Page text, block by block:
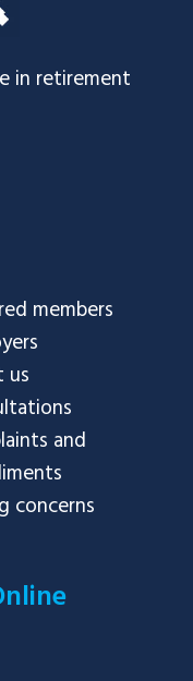
in retirement
members
us
and
concerns